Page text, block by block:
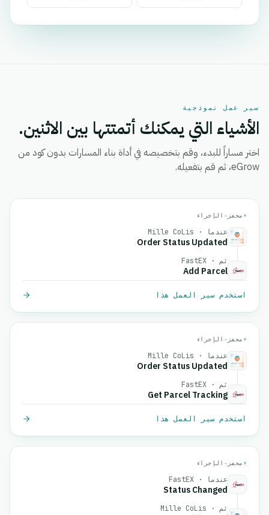
سير عمل نموذجية
الأشياء التي يمكنك أتمتتها بين الاثنين.
اختر مساراً للبدء، وقم بتخصيصه في أداة بناء المسارات بدون كود من
eGrow، ثم قم بتفعيله.
⚡ محفز →الإجراء
عندما · Mille CoLis
Order Status Updated
ثم · FastEX
Add Parcel
استخدم سير العمل هذا
⚡ محفز →الإجراء
عندما · Mille CoLis
Order Status Updated
ثم · FastEX
Get Parcel Tracking
استخدم سير العمل هذا
⚡ محفز →الإجراء
عندما · FastEX
Status Changed
ثم · Mille CoLis